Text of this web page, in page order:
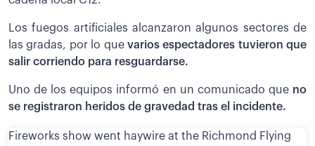
Los fuegos artificiales alcanzaron algunos sectores de
las gradas, por lo que varios espectadores tuvieron que
salir corriendo para resguardarse.
Uno de los equipos informó en un comunicado que no
se registraron heridos de gravedad tras el incidente.
Fireworks show went haywire at the Richmond Flying